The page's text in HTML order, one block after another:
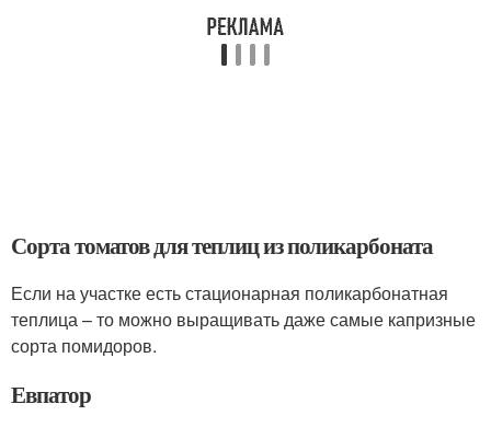
Сорта томатов для теплиц из поликарбоната
Если на участке есть стационарная поликарбонатная
теплица – то можно выращивать даже самые капризные
сорта помидоров.
Евпатор